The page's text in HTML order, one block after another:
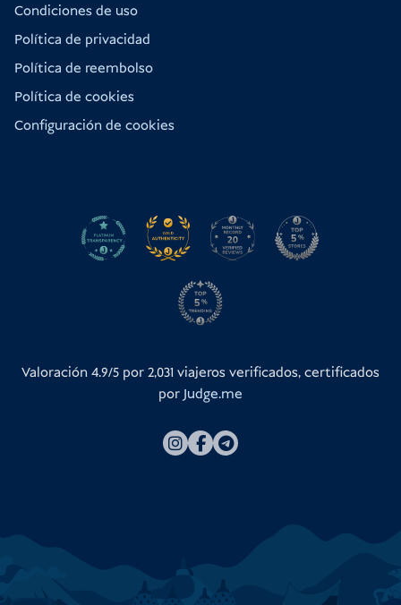
Condiciones de uso
Política de privacidad
Política de reembolso
Política de cookies
Configuración de cookies
Valoración 4.9/5 por2,031 viajeros verificados, certificados
por Judge.me